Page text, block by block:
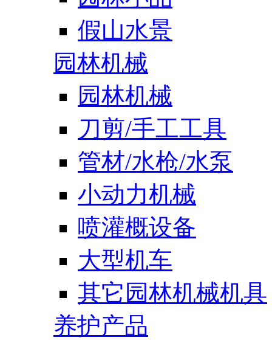
假山水景
园林机械
园林机械
刀剪/手工工具
管材/水枪/水泵
小动力机械
喷灌概设备
大型机车
其它园林机械机具
养护产品